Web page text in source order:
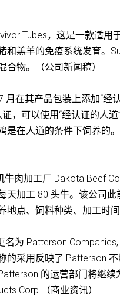
Tubes，这是一款适
和羔羊的免疫系统发育。
合物。（公司新闻稿）
月在其产品包装上添加“
，可以使用“经认证的人
是在人道的条件下饲养的
肉加工厂 Dakota Beef
天加工 80 头牛。该公司
地点、饲料种类、加工时
名为 Patterson
的采用反映了 Patterson
的运营部门将继
Corp.（商业资讯）